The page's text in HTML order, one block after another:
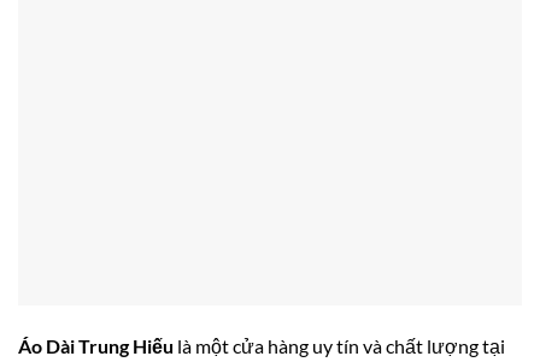
Áo Dài Trung Hiếu là một cửa hàng uy tín và chất lượng tại